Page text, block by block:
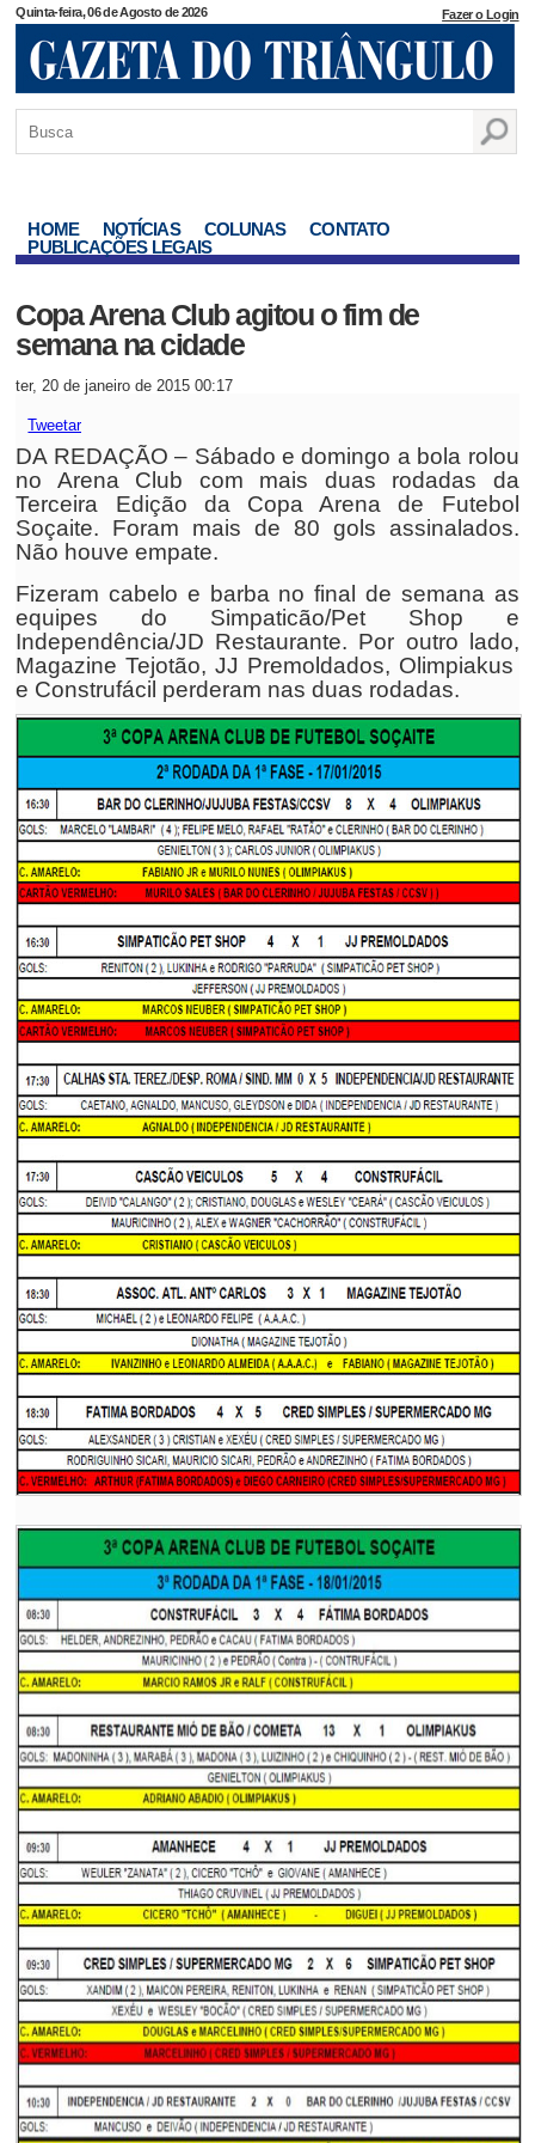
Quinta-feira, 06 de Agosto de 2026 Fazer o Login
HOME NOTÍCIAS COLUNAS
CONTATO
PUBLICAÇÕES LEGAIS
Copa Arena Club agitou o fim de
semana na cidade
ter, 20 de janeiro de 2015 00:17
Tweetar
DA REDAÇÃO – Sábado e domingo a bola rolou
no Arena Club com mais duas rodadas da
Terceira Edição da Copa Arena de Futebol
Soçaite. Foram mais de 80 gols assinalados.
Não houve empate.
Fizeram cabelo e barba no final de semana as
equipes do Simpaticão/Pet Shop e
Independência/JD Restaurante. Por outro lado,
Magazine Tejotão, JJ Premoldados, Olimpiakus
e Construfácil perderam nas duas rodadas.